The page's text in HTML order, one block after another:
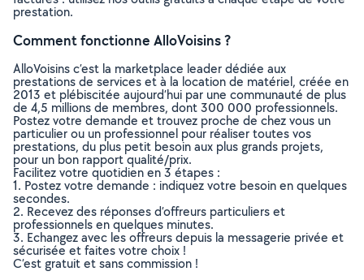
prestation.
Comment fonctionne AlloVoisins ?
AlloVoisins c’est la marketplace leader dédiée aux
prestations de services et à la location de matériel, créée en
2013 et plébiscitée aujourd’hui par une communauté de plus
de 4,5 millions de membres, dont 300 000 professionnels.
Postez votre demande et trouvez proche de chez vous un
particulier ou un professionnel pour réaliser toutes vos
prestations, du plus petit besoin aux plus grands projets,
pour un bon rapport qualité/prix.
Facilitez votre quotidien en 3 étapes :
1. Postez votre demande : indiquez votre besoin en quelques
secondes.
2. Recevez des réponses d’offreurs particuliers et
professionnels en quelques minutes.
3. Echangez avec les offreurs depuis la messagerie privée et
sécurisée et faites votre choix !
C’est gratuit et sans commission !